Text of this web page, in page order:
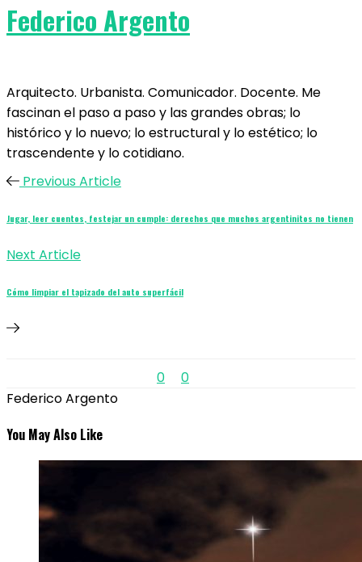
Federico Argento
Arquitecto. Urbanista. Comunicador. Docente. Me
fascinan el paso a paso y las grandes obras; lo
histórico y lo nuevo; lo estructural y lo estético; lo
trascendente y lo cotidiano.
Previous Article
Jugar, leer cuentos, festejar un cumple: derechos que muchos argentinitos no tienen
Next Article
Cómo limpiar el tapizado del auto superfácil
0
0
Federico Argento
You May Also Like